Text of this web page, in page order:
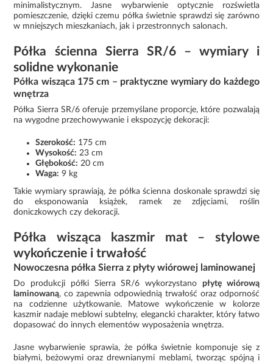
minimalistycznym. Jasne wybarwienie optycznie rozświetla
pomieszczenie, dzięki czemu półka świetnie sprawdzi się zarówno
w mniejszych mieszkaniach, jak i przestronnych salonach.
Półka ścienna Sierra SR/6 – wymiary i
solidne wykonanie
Półka wisząca 175 cm – praktyczne wymiary do każdego
wnętrza
Półka Sierra SR/6 oferuje przemyślane proporcje, które pozwalają
na wygodne przechowywanie i ekspozycję dekoracji:
Szerokość: 175 cm
Wysokość: 23 cm
Głębokość: 20 cm
Waga: 9 kg
Takie wymiary sprawiają, że półka ścienna doskonale sprawdzi się
do eksponowania książek, ramek ze zdjęciami, roślin
doniczkowych czy dekoracji.
Półka wisząca kaszmir mat – stylowe
wykończenie i trwałość
Nowoczesna półka Sierra z płyty wiórowej laminowanej
Do produkcji półki Sierra SR/6 wykorzystano płytę wiórową
laminowaną, co zapewnia odpowiednią trwałość oraz odporność
na codzienne użytkowanie. Matowe wykończenie w kolorze
kaszmir nadaje meblowi subtelny, elegancki charakter, który łatwo
dopasować do innych elementów wyposażenia wnętrza.
Jasne wybarwienie sprawia, że półka świetnie komponuje się z
białymi, beżowymi oraz drewnianymi meblami, tworząc spójną i